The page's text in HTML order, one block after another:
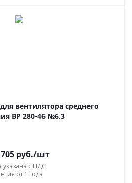
вентилятора среднего
ВР 280-46 №6,3
руб./шт
указана с НДС
от 1 года